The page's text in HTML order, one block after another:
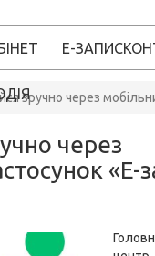
Е-ЗАПИС
зручно через
через
«Е-